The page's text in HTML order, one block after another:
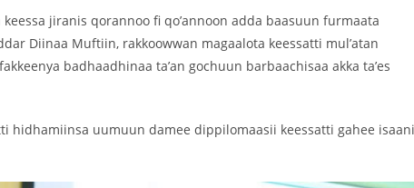
jiranis qorannoo fi qo’annoon adda baasuun furmaata
Diinaa Muftiin, rakkoowwan magaalota keessatti mul’atan
badhaadhinaa ta’an gochuun barbaachisaa akka ta’es
hidhamiinsa uumuun damee dippilomaasii keessatti gahee